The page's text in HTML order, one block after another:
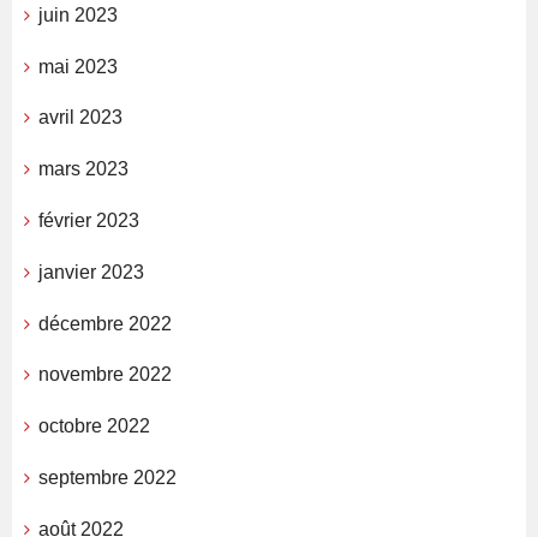
juin 2023
mai 2023
avril 2023
mars 2023
février 2023
janvier 2023
décembre 2022
novembre 2022
octobre 2022
septembre 2022
août 2022